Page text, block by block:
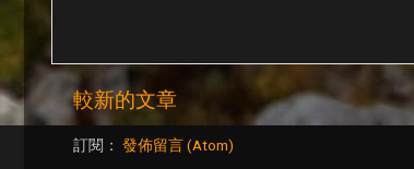
較新的文章
訂閱： 發佈留言 (Atom)